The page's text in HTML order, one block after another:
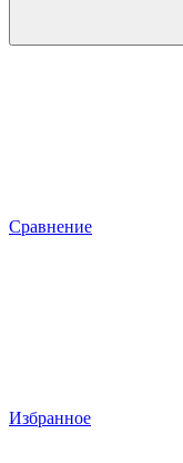
Сравнение
Избранное